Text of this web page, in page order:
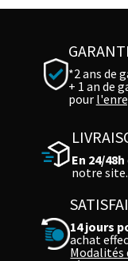
*2 ans de
+ 1 an de
pour
En 24/48h
notre site.
14 jours
achat
Modalités